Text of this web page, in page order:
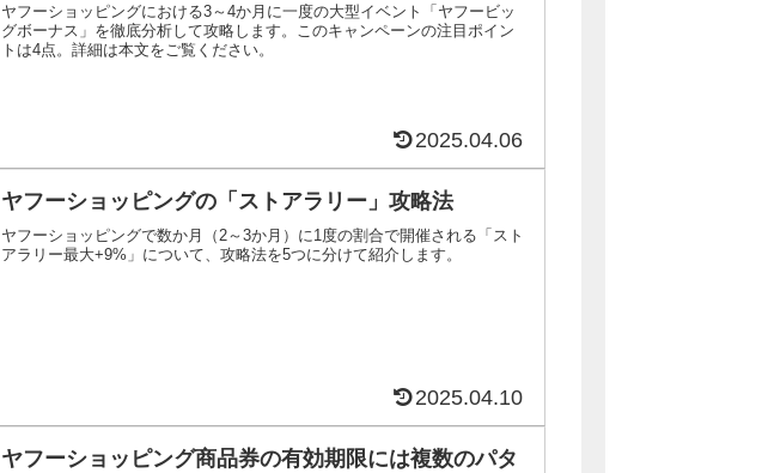
ヤフーショッピングにおける3～4か月に一度の大型イベント「ヤフービッ
グボーナス」を徹底分析して攻略します。このキャンペーンの注目ポイン
トは4点。詳細は本文をご覧ください。
2025.04.06
ヤフーショッピングの「ストアラリー」攻略法
ヤフーショッピングで数か月（2～3か月）に1度の割合で開催される「スト
アラリー最大+9%」について、攻略法を5つに分けて紹介します。
2025.04.10
ヤフーショッピング商品券の有効期限には複数のパタ